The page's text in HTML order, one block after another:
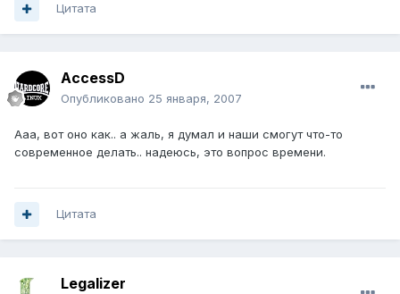
Цитата
AccessD
Опубликовано 25 января, 2007
Ааа, вот оно как.. а жаль, я думал и наши смогут что-то
современное делать.. надеюсь, это вопрос времени.
Цитата
Legalizer